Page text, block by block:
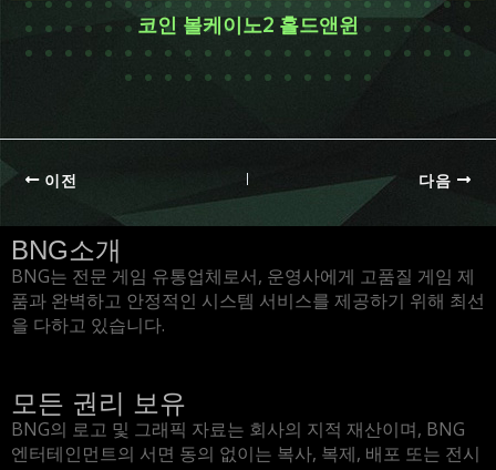
코인 볼케이노2 홀드앤윈
이전 다음
BNG소개
BNG는 전문 게임 유통업체로서, 운영사에게 고품질 게임 제
품과 완벽하고 안정적인 시스템 서비스를 제공하기 위해 최선
을 다하고 있습니다.
모든 권리 보유
BNG의 로고 및 그래픽 자료는 회사의 지적 재산이며, BNG
엔터테인먼트의 서면 동의 없이는 복사, 복제, 배포 또는 전시